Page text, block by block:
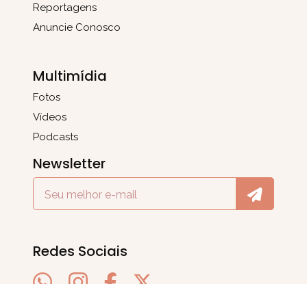
Reportagens
Anuncie Conosco
Multimídia
Fotos
Vídeos
Podcasts
Newsletter
Redes Sociais